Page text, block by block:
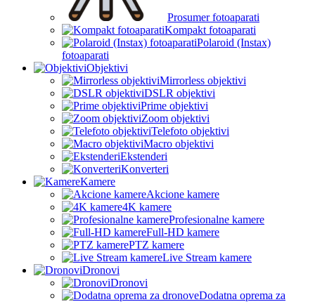
Prosumer fotoaparati
Kompakt fotoaparati
Polaroid (Instax)
fotoaparati
Objektivi
Mirrorless objektivi
DSLR objektivi
Prime objektivi
Zoom objektivi
Telefoto objektivi
Macro objektivi
Ekstenderi
Konverteri
Kamere
Akcione kamere
4K kamere
Profesionalne kamere
Full-HD kamere
PTZ kamere
Live Stream kamere
Dronovi
Dronovi
Dodatna oprema za